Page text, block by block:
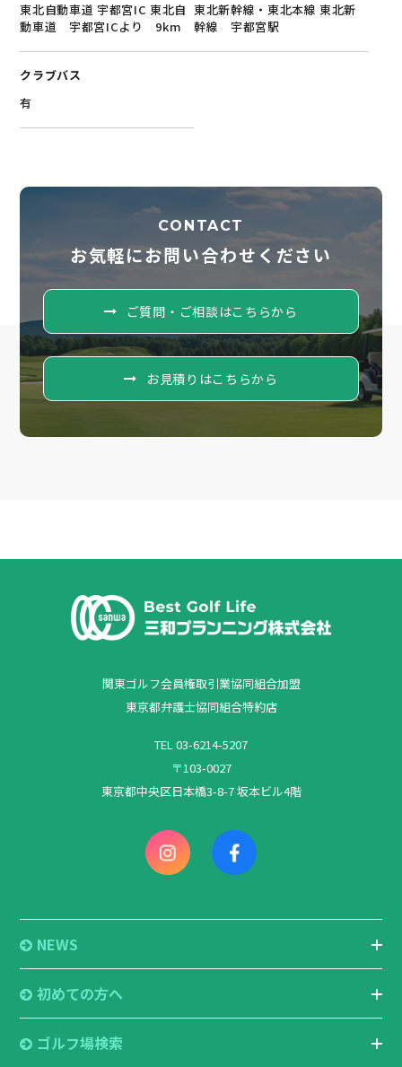
東北自動車道 宇都宮IC 東北自
動車道 宇都宮ICより 9km
東北新幹線・東北本線 東北新
幹線 宇都宮駅
クラブバス
有
CONTACT
お気軽にお問い合わせください
ご質問・ご相談はこちらから
お見積りはこちらから
関東ゴルフ会員権取引業協同組合加盟
東京都弁護士協同組合特約店
TEL 03-6214-5207
〒103-0027
東京都中央区日本橋3-8-7 坂本ビル4階
NEWS
初めての方へ
ゴルフ場検索